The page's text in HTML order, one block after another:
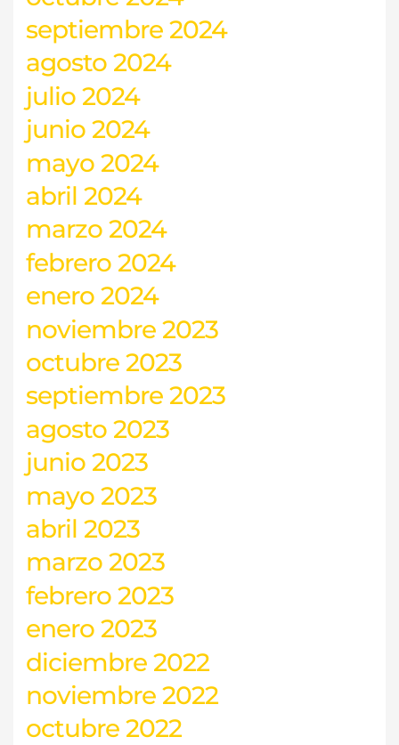
septiembre 2024
agosto 2024
julio 2024
junio 2024
mayo 2024
abril 2024
marzo 2024
febrero 2024
enero 2024
noviembre 2023
octubre 2023
septiembre 2023
agosto 2023
junio 2023
mayo 2023
abril 2023
marzo 2023
febrero 2023
enero 2023
diciembre 2022
noviembre 2022
octubre 2022